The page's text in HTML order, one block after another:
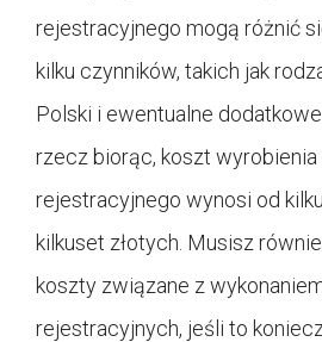
rejestracyjnego mogą różnić
kilku czynników, takich jak
Polski i ewentualne dodatkowe
rzecz biorąc, koszt
rejestracyjnego wynosi od
kilkuset złotych. Musisz
koszty związane z
rejestracyjnych, jeśli to